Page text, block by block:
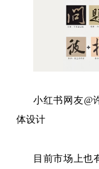
小红书网友@
体设计
目前市场上也